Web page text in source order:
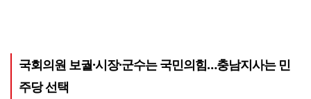
국회의원 보궐·시장·군수는 국민의힘…충남지사는 민
주당 선택